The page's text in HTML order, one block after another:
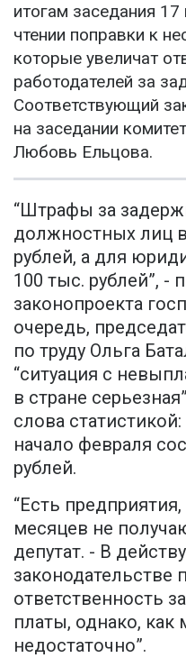
итогам заседания
чтении поправки к
которые увеличат
работодателей за
Соответствующий
на заседании
Любовь Ельцова.
“Штрафы за
должностных лиц
рублей, а для
100 тыс. рублей”, -
законопроекта
очередь,
по труду Ольга
“ситуация с
в стране
слова
начало февраля
рублей.
“Есть
месяцев не
депутат. - В
законодательстве
ответственность
платы, однако,
недостаточно”.